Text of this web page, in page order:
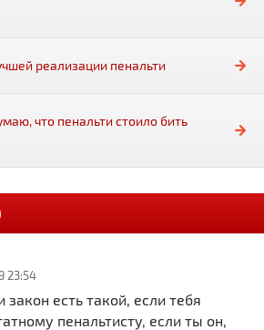
реализации пенальти
что пенальти стоило бить
23:54
закон есть такой, если тебя
пенальтисту, если ты он,